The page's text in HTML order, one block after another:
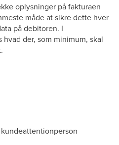
oplysninger på fakturaen
måde at sikre dette hver
på debitoren. I
der, som minimum, skal